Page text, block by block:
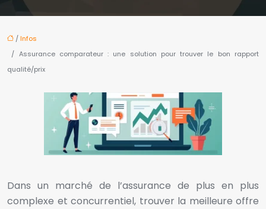
/Infos
/ Assurance comparateur : une solution pour trouver le bon rapport
qualité/prix
Dans un marché de l’assurance de plus en plus
complexe et concurrentiel, trouver la meilleure offre